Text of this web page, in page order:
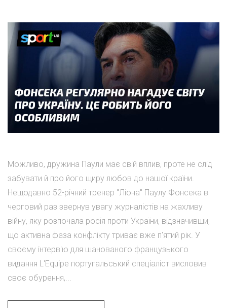
Можливо, дружина Паули має свій вплив, проте не слід
забувати й про його щиру любов до нашої країни.
Нещодавно 52-річний тренер "Ліона" Паулу Фонсека в
черговий раз звернув увагу журналістів на жахливу
війну, яку розпочала росія проти України, відзначивши,
що активна фаза конфлікту триває вже п'ятий рік. У
своєму інтерв'ю для шанованого французького
видання L'Equipe португальський спеціаліст висловив
своє обурення,...